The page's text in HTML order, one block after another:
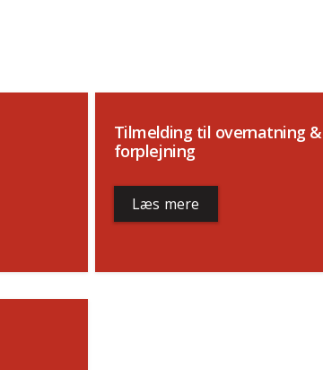
Tilmelding til overnatning &
forplejning
Læs mere